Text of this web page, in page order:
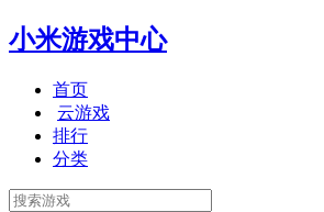
小米游戏中心
首页
云游戏
排行
分类